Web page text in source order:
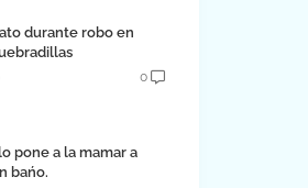
durante robo en
0
pone a la mamar a
bańo.